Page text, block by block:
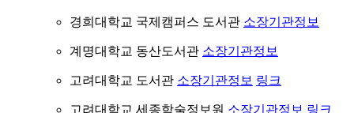
경희대학교 국제캠퍼스 도서관 소장기관정보
계명대학교 동산도서관 소장기관정보
고려대학교 도서관 소장기관정보 링크
고려대학교 세종학술정보원 소장기관정보 링크